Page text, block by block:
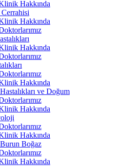
Hakkında
Hakkında
Hakkında
Hakkında
ve Doğum
Hakkında
Hakkında
Boğaz
Hakkında